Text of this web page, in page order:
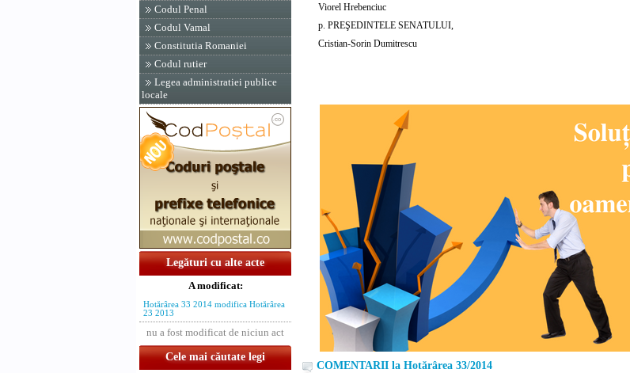
Codul Penal
Codul Vamal
Constitutia Romaniei
Codul rutier
Legea administratiei publice
locale
Legături cu alte acte
A modificat:
Hotărârea 33 2014 modifica Hotărârea
23 2013
nu a fost modificat de niciun act
Cele mai căutate legi
Viorel Hrebenciuc
p. PREŞEDINTELE SENATULUI,
Cristian-Sorin Dumitrescu
COMENTARII la Hotărârea 33/2014